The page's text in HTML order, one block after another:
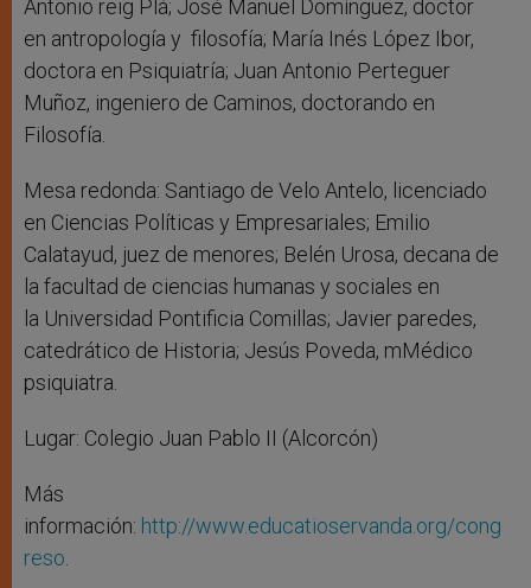
Antonio reig Plá; José Manuel Domínguez, doctor
en antropología y filosofía; María Inés López Ibor,
doctora en Psiquiatría; Juan Antonio Perteguer
Muñoz, ingeniero de Caminos, doctorando en
Filosofía.
Mesa redonda: Santiago de Velo Antelo, licenciado
en Ciencias Políticas y Empresariales; Emilio
Calatayud, juez de menores; Belén Urosa, decana de
la facultad de ciencias humanas y sociales en
la Universidad Pontificia Comillas; Javier paredes,
catedrático de Historia; Jesús Poveda, mMédico
psiquiatra.
Lugar: Colegio Juan Pablo II (Alcorcón)
Más
información: http://www.educatioservanda.org/cong
reso.